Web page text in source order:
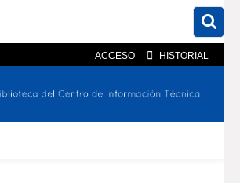
ACCESO HISTORIAL
En el catálogo En el sitio